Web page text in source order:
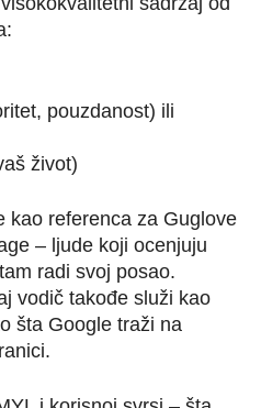
pouzdanost) ili
život)
kao referenca za Guglove
– ljude koji ocenjuju
radi svoj posao.
vodič takođe služi kao
šta Google traži na